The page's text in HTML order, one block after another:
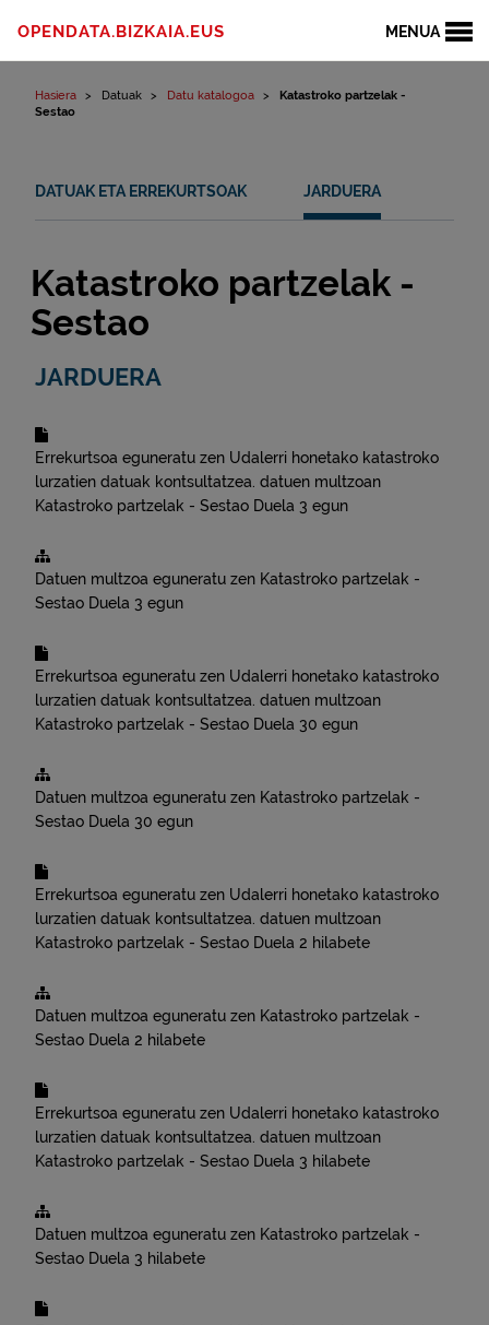
MENUA
OPENDATA.BIZKAIA.EUS
Hasiera Datuak Datu katalogoa
Katastroko partzelak -
Sestao
DATUAK ETA ERREKURTSOAK JARDUERA
Katastroko partzelak -
Sestao
JARDUERA
Errekurtsoa eguneratu zen Udalerri honetako katastroko
lurzatien datuak kontsultatzea. datuen multzoan
Katastroko partzelak - Sestao Duela 3 egun
Datuen multzoa eguneratu zen Katastroko partzelak -
Sestao Duela 3 egun
Errekurtsoa eguneratu zen Udalerri honetako katastroko
lurzatien datuak kontsultatzea. datuen multzoan
Katastroko partzelak - Sestao Duela 30 egun
Datuen multzoa eguneratu zen Katastroko partzelak -
Sestao Duela 30 egun
Errekurtsoa eguneratu zen Udalerri honetako katastroko
lurzatien datuak kontsultatzea. datuen multzoan
Katastroko partzelak - Sestao Duela 2 hilabete
Datuen multzoa eguneratu zen Katastroko partzelak -
Sestao Duela 2 hilabete
Errekurtsoa eguneratu zen Udalerri honetako katastroko
lurzatien datuak kontsultatzea. datuen multzoan
Katastroko partzelak - Sestao Duela 3 hilabete
Datuen multzoa eguneratu zen Katastroko partzelak -
Sestao Duela 3 hilabete